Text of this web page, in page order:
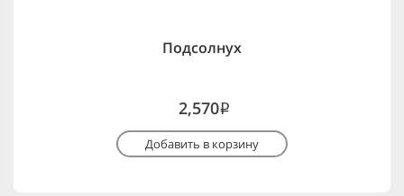
Подсолнух
2,570i
Добавить в корзину